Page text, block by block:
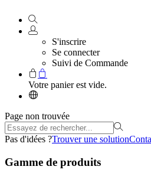
S'inscrire
Se connecter
Suivi de Commande
Votre panier est vide.
Page non trouvée
Pas d'idées ?Trouver une solution
Gamme de produits